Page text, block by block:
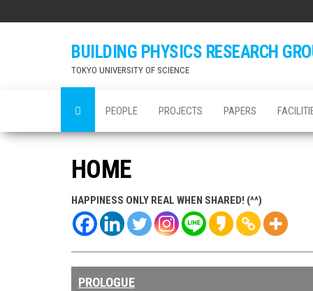
BUILDING PHYSICS RESEARCH
TOKYO UNIVERSITY OF SCIENCE
PEOPLE PROJECTS PAPERS
HOME
HAPPINESS ONLY REAL WHEN SHARED! (^^)
PROLOGUE